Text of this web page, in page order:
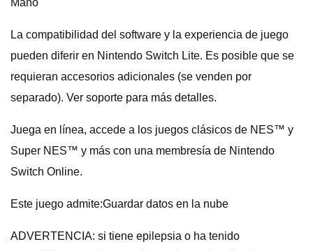
Mano
La compatibilidad del software y la experiencia de juego
pueden diferir en Nintendo Switch Lite. Es posible que se
requieran accesorios adicionales (se venden por
separado). Ver soporte para más detalles.
Juega en línea, accede a los juegos clásicos de NES™ y
Super NES™ y más con una membresía de Nintendo
Switch Online.
Este juego admite:Guardar datos en la nube
ADVERTENCIA: si tiene epilepsia o ha tenido